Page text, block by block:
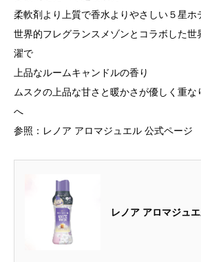
柔軟剤より上質で香水よりやさしい５星ホ
世界的フレグランスメゾンとコラボした世
濯で
上品なルームキャンドルの香り
ムスクの上品な甘さと暖かさが優しく重な
へ
参照：レノア アロマジュエル 公式ページ
レノア アロマジュ